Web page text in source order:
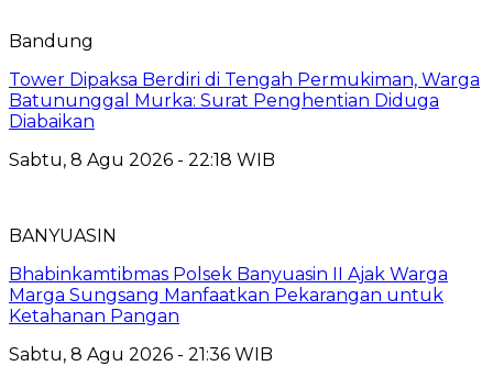
Bandung
Tower Dipaksa Berdiri di Tengah Permukiman, Warga
Batununggal Murka: Surat Penghentian Diduga
Diabaikan
Sabtu, 8 Agu 2026 - 22:18 WIB
BANYUASIN
Bhabinkamtibmas Polsek Banyuasin II Ajak Warga
Marga Sungsang Manfaatkan Pekarangan untuk
Ketahanan Pangan
Sabtu, 8 Agu 2026 - 21:36 WIB